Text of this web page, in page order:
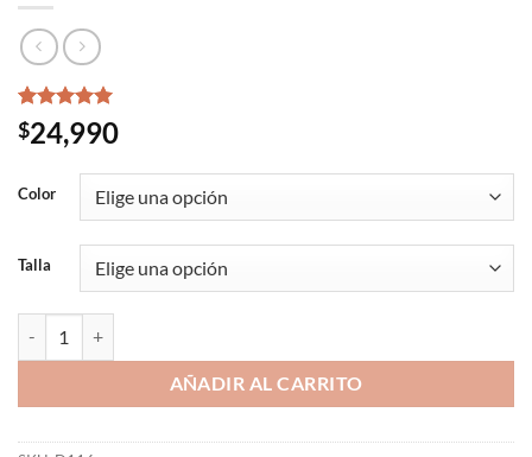
Valorado
con5.00
1
valoración
$24,990
Color
Talla
AÑADIR AL CARRITO